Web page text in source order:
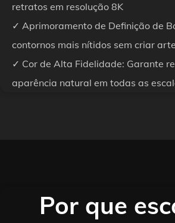
retratos em resolução 8K
✓ Aprimoramento de Definição de
contornos mais nítidos sem criar
✓ Cor de Alta Fidelidade: Garante
aparência natural em todas as
Por que